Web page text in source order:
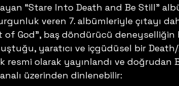
“Stare Into Death and Be Still”
veren 7. albümleriyle çıtayı
of God”, baş döndürücü
yaratıcı ve içgüdüsel bir
resmi olarak yayınlandı ve doğrudan
üzerinden dinlenebilir: